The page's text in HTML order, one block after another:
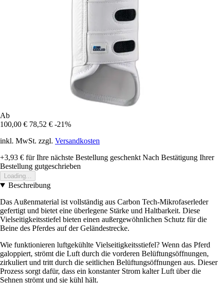
Ab
100,00 € 78,52 € -21%
inkl. MwSt. zzgl. Versandkosten
+3,93 € für Ihre nächste Bestellung geschenkt Nach Bestätigung Ihrer
Bestellung gutgeschrieben
Loading...
Beschreibung
Das Außenmaterial ist vollständig aus Carbon Tech-Mikrofaserleder
gefertigt und bietet eine überlegene Stärke und Haltbarkeit. Diese
Vielseitigkeitsstiefel bieten einen außergewöhnlichen Schutz für die
Beine des Pferdes auf der Geländestrecke.
Wie funktionieren luftgekühlte Vielseitigkeitsstiefel? Wenn das Pferd
galoppiert, strömt die Luft durch die vorderen Belüftungsöffnungen,
zirkuliert und tritt durch die seitlichen Belüftungsöffnungen aus. Dieser
Prozess sorgt dafür, dass ein konstanter Strom kalter Luft über die
Sehnen strömt und sie kühl hält.